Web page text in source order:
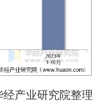
产业研究院整理